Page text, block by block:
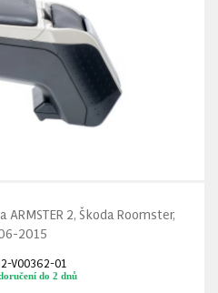
2, Škoda Roomster,
2015
V00362-01
do 2 dnů